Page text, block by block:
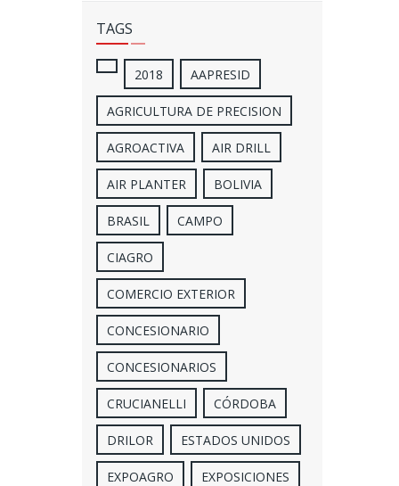
TAGS
2018 AAPRESID
AGRICULTURA DE PRECISION
AGROACTIVA AIR DRILL
AIR PLANTER BOLIVIA
BRASIL CAMPO
CIAGRO
COMERCIO EXTERIOR
CONCESIONARIO
CONCESIONARIOS
CRUCIANELLI CÓRDOBA
DRILOR ESTADOS UNIDOS
EXPOAGRO EXPOSICIONES